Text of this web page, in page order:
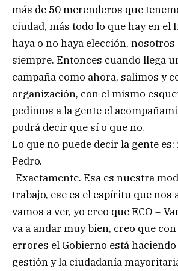
más de 50 merenderos que
ciudad, más todo lo que hay en el
haya o no haya elección, nosotros
siempre. Entonces cuando llega
campaña como ahora, salimos y
organización, con el mismo
pedimos a la gente el
podrá decir que sí o que no.
Lo que no puede decir la gente
Pedro.
-Exactamente. Esa es nuestra
trabajo, ese es el espíritu que nos
vamos a ver, yo creo que ECO +
va a andar muy bien, creo que
errores el Gobierno está
gestión y la ciudadanía